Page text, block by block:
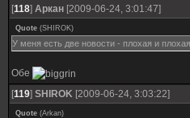
[118] Аркан [2009-06-24, 3:01:47]
Quote (SHIROK)
У меня есть две новости - плохая и
Обе
[119] SHIROK [2009-06-24, 3:03:22]
Quote (Arkan)